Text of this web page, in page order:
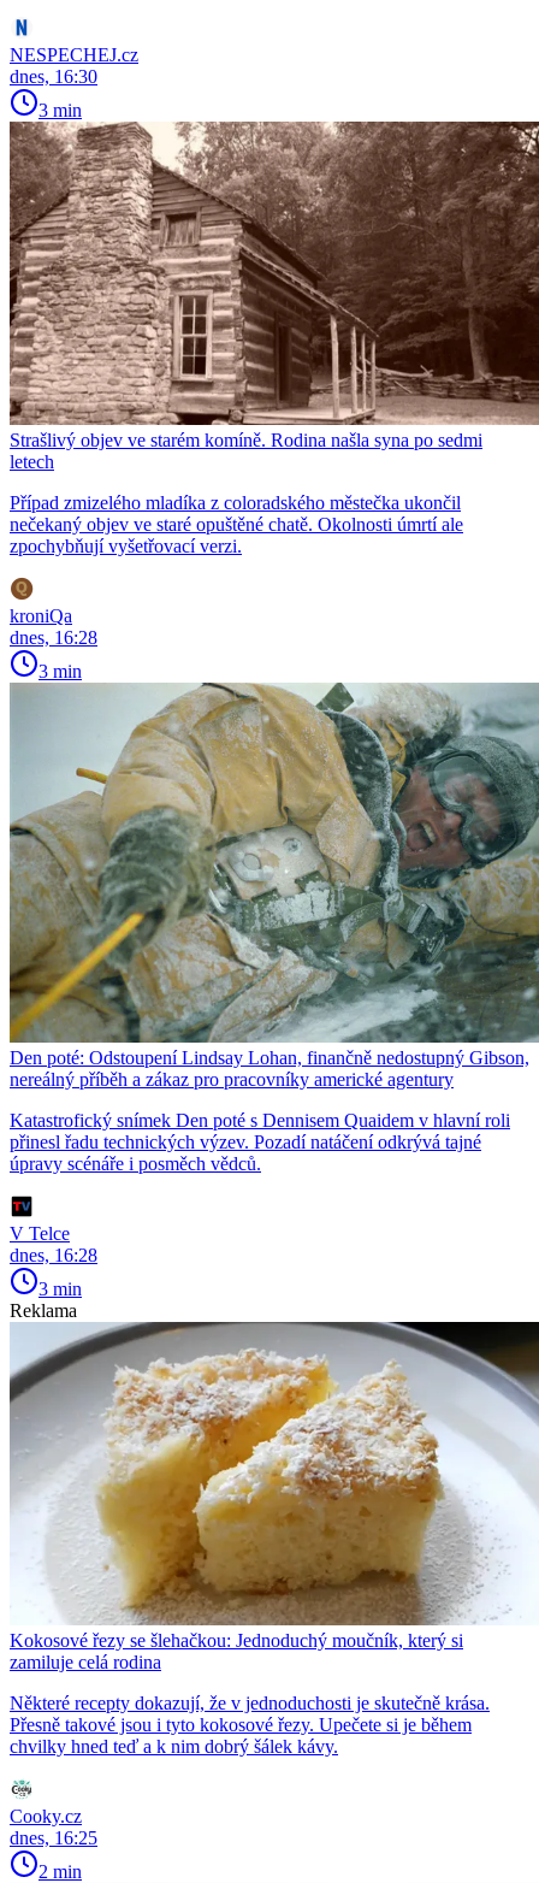
NESPECHEJ.cz
dnes, 16:30
3 min
Strašlivý objev ve starém komíně. Rodina našla syna po sedmi
letech
Případ zmizelého mladíka z coloradského městečka ukončil
nečekaný objev ve staré opuštěné chatě. Okolnosti úmrtí ale
zpochybňují vyšetřovací verzi.
kroniQa
dnes, 16:28
3 min
Den poté: Odstoupení Lindsay Lohan, finančně nedostupný Gibson,
nereálný příběh a zákaz pro pracovníky americké agentury
Katastrofický snímek Den poté s Dennisem Quaidem v hlavní roli
přinesl řadu technických výzev. Pozadí natáčení odkrývá tajné
úpravy scénáře i posměch vědců.
V Telce
dnes, 16:28
3 min
Reklama
Kokosové řezy se šlehačkou: Jednoduchý moučník, který si
zamiluje celá rodina
Některé recepty dokazují, že v jednoduchosti je skutečně krása.
Přesně takové jsou i tyto kokosové řezy. Upečete si je během
chvilky hned teď a k nim dobrý šálek kávy.
Cooky.cz
dnes, 16:25
2 min